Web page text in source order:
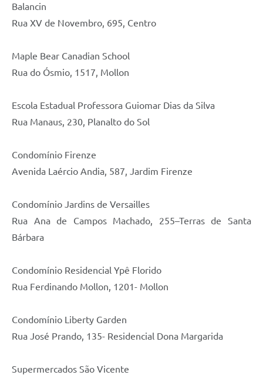
Balancin
Rua XV de Novembro, 695, Centro
Maple Bear Canadian School
Rua do Ósmio, 1517, Mollon
Escola Estadual Professora Guiomar Dias da Silva
Rua Manaus, 230, Planalto do Sol
Condomínio Firenze
Avenida Laércio Andia, 587, Jardim Firenze
Condomínio Jardins de Versailles
Rua Ana de Campos Machado, 255–Terras de Santa
Bárbara
Condomínio Residencial Ypê Florido
Rua Ferdinando Mollon, 1201- Mollon
Condomínio Liberty Garden
Rua José Prando, 135- Residencial Dona Margarida
Supermercados São Vicente